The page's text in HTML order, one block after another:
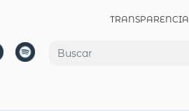
TRANSPARENCIA